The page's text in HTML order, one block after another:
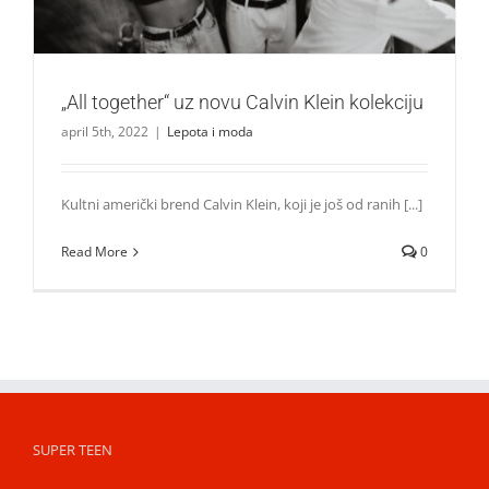
„All together“ uz novu Calvin Klein kolekciju
april 5th, 2022 | Lepota i moda
Kultni američki brend Calvin Klein, koji je još od ranih [...]
Read More 0
SUPER TEEN